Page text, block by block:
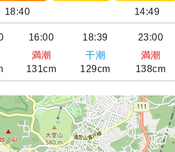
18:40 14:49
16:00 18:39 23:00
満潮 干潮
満潮
131cm 129cm 138cm